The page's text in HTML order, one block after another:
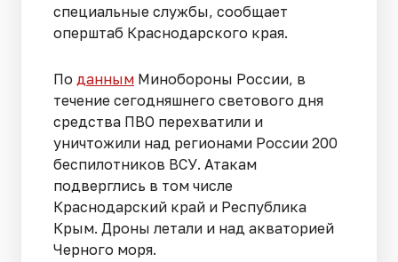
специальные службы, сообщает
оперштаб Краснодарского края.
По данным Минобороны России, в
течение сегодняшнего светового дня
средства ПВО перехватили и
уничтожили над регионами России 200
беспилотников ВСУ. Атакам
подверглись в том числе
Краснодарский край и Республика
Крым. Дроны летали и над акваторией
Черного моря.